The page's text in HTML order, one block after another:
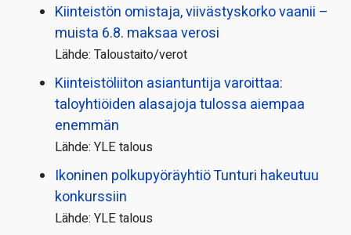
Kiinteistön omistaja, viivästyskorko vaanii –
muista 6.8. maksaa verosi
Lähde: Taloustaito/verot
Kiinteistö­liiton asiantuntija varoittaa:
taloyhtiöiden alasajoja tulossa aiempaa
enemmän
Lähde: YLE talous
Ikoninen polkupyörä­yhtiö Tunturi hakeutuu
konkurssiin
Lähde: YLE talous